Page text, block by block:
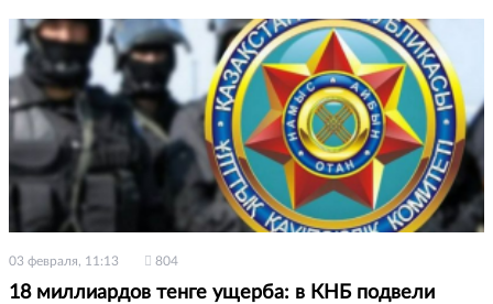
03 февраля, 11:13 804
18 миллиардов тенге ущерба: в КНБ подвели